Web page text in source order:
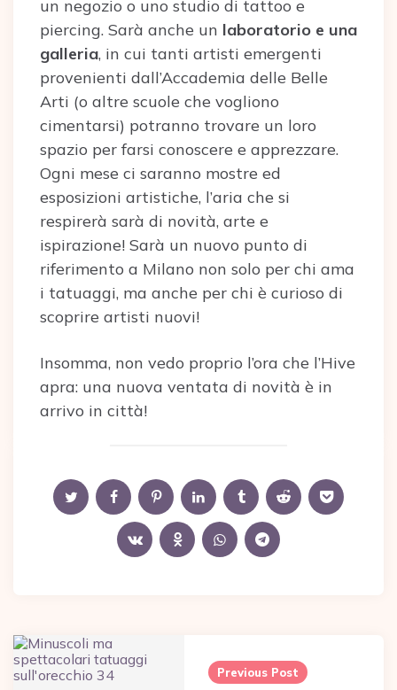
un negozio o uno studio di tattoo e
piercing. Sarà anche un laboratorio e una
galleria, in cui tanti artisti emergenti
provenienti dall’Accademia delle Belle
Arti (o altre scuole che vogliono
cimentarsi) potranno trovare un loro
spazio per farsi conoscere e apprezzare.
Ogni mese ci saranno mostre ed
esposizioni artistiche, l’aria che si
respirerà sarà di novità, arte e
ispirazione! Sarà un nuovo punto di
riferimento a Milano non solo per chi ama
i tatuaggi, ma anche per chi è curioso di
scoprire artisti nuovi!
Insomma, non vedo proprio l’ora che l’Hive
apra: una nuova ventata di novità è in
arrivo in città!
Post
navigation
Previous Post